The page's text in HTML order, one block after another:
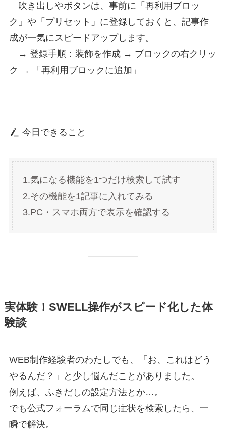
吹き出しやボタンは、事前に「再利用ブロッ
ク」や「プリセット」に登録しておくと、記事作
成が一気にスピードアップします。
→ 登録手順：装飾を作成 → ブロックの右クリッ
ク → 「再利用ブロックに追加」
今日できること
1.気になる機能を1つだけ検索して試す
2.その機能を1記事に入れてみる
3.PC・スマホ両方で表示を確認する
実体験！SWELL操作がスピード化した体
験談
WEB制作経験者のわたしでも、「お、これはどう
やるんだ？」と少し悩んだことがありました。
例えば、ふきだしの設定方法とか…。
でも公式フォーラムで同じ症状を検索したら、一
瞬で解決。